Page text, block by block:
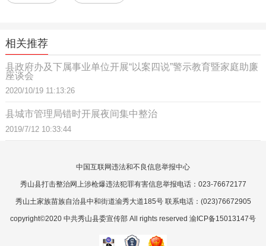
相关推荐
县政府办及下属事业单位开展“以案四说”警示教育暨家庭助廉
座谈会
2020/10/19 11:13:26
县城市管理局错时开展夜间集中整治
2019/7/12 10:33:44
中国互联网违法和不良信息举报中心
秀山县打击整治网上涉枪爆违法犯罪有害信息举报电话：023-76672177
秀山土家族苗族自治县中和街道渝秀大道185号 联系电话：(023)76672905
copyright©2020 中共秀山县委宣传部 All rights reserved 渝ICP备15013147号